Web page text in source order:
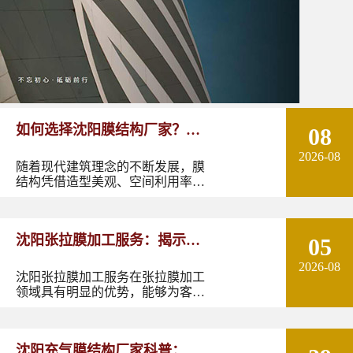
如何选择沈阳膜结构厂家？从
设计能力到施工质量多方面了
解！
随着现代建筑理念的不断发展，膜
结构凭借造型美观、空间利用率
施等领域的重要建筑形式。
08
2026-08
沈阳张拉膜加工服务：揭示张
拉膜加工的实用优势
沈阳张拉膜加工服务在张拉膜加工
领域具有明显的优势，能够为客户
05
2026-08